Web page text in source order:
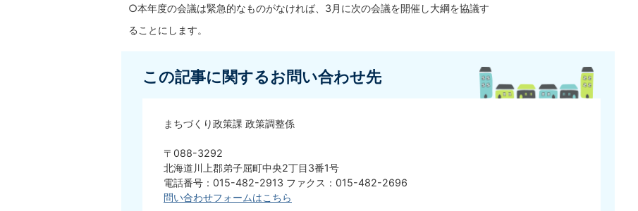
○本年度の会議は緊急的なものがなければ、3月に次の会議を開催し大綱を協議す
ることにします。
この記事に関するお問い合わせ先
まちづくり政策課 政策調整係
〒088-3292
北海道川上郡弟子屈町中央2丁目3番1号
電話番号：015-482-2913 ファクス：015-482-2696
問い合わせフォームはこちら